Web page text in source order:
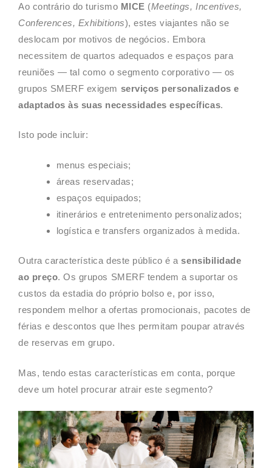
Ao contrário do turismo MICE (Meetings, Incentives,
Conferences, Exhibitions), estes viajantes não se
deslocam por motivos de negócios. Embora
necessitem de quartos adequados e espaços para
reuniões — tal como o segmento corporativo — os
grupos SMERF exigem serviços personalizados e
adaptados às suas necessidades específicas.
Isto pode incluir:
menus especiais;
áreas reservadas;
espaços equipados;
itinerários e entretenimento personalizados;
logística e transfers organizados à medida.
Outra característica deste público é asensibilidade
ao preço. Os grupos SMERF tendem a suportar os
custos da estadia do próprio bolso e, por isso,
respondem melhor a ofertas promocionais, pacotes de
férias e descontos que lhes permitam poupar através
de reservas em grupo.
Mas, tendo estas características em conta, porque
deve um hotel procurar atrair este segmento?